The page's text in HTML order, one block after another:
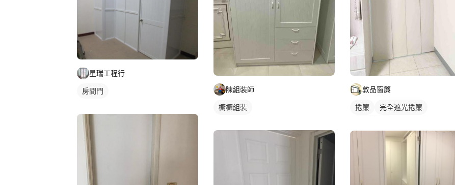
星瑞工程行
房間門 陳組裝師
櫥櫃組裝
敦品窗簾
捲簾
完全遮光捲簾